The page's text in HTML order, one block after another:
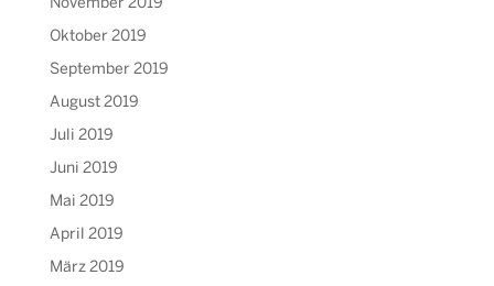
November 2019
Oktober 2019
September 2019
August 2019
Juli 2019
Juni 2019
Mai 2019
April 2019
März 2019